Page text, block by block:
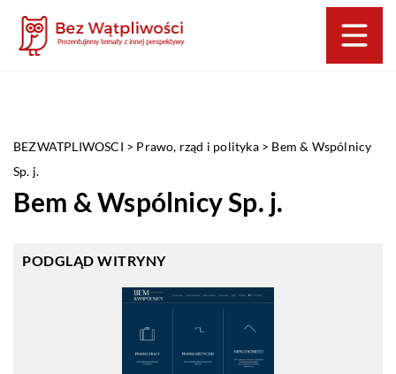
BEZWATPLIWOSCI > Prawo, rząd i polityka> Bem & Wspólnicy
Sp. j.
Bem & Wspólnicy Sp. j.
PODGLĄD WITRYNY